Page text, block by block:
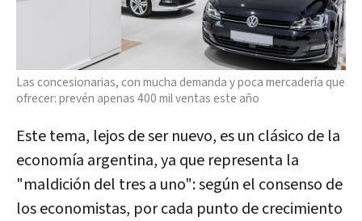
Las concesionarias, con mucha demanda y poca mercadería que
ofrecer: prevén apenas 400 mil ventas este año
Este tema, lejos de ser nuevo, es un clásico de la
economía argentina, ya que representa la
"maldición del tres a uno": según el consenso de
los economistas, por cada punto de crecimiento